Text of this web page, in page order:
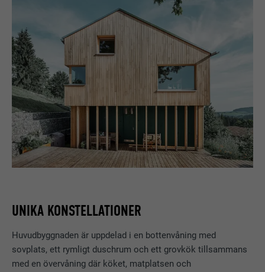
UNIKA KONSTELLATIONER
Huvudbyggnaden är uppdelad i en bottenvåning med
sovplats, ett rymligt duschrum och ett grovkök tillsammans
med en övervåning där köket, matplatsen och